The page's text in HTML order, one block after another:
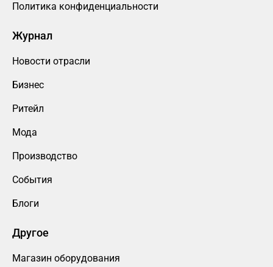
Политика конфиденциальности
Журнал
Новости отрасли
Бизнес
Ритейл
Мода
Производство
События
Блоги
Другое
Магазин оборудования